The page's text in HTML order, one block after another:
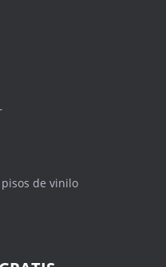
de vinilo